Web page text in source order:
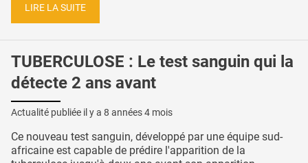
LIRE LA SUITE
TUBERCULOSE : Le test sanguin qui la
détecte 2 ans avant
Actualité publiée il y a 8 années 4 mois
Ce nouveau test sanguin, développé par une équipe sud-
africaine est capable de prédire l'apparition de la